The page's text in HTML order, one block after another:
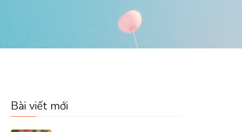
Bài viết mới